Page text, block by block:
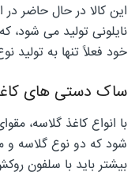
این کالا در حال حاضر
نایلونی تولید می شود،
خود فعلاً تنها به
ساک دستی های
با انواع کاغذ گلاسه،
شود که دو نوع گلاسه
بیشتر باید با سلفون